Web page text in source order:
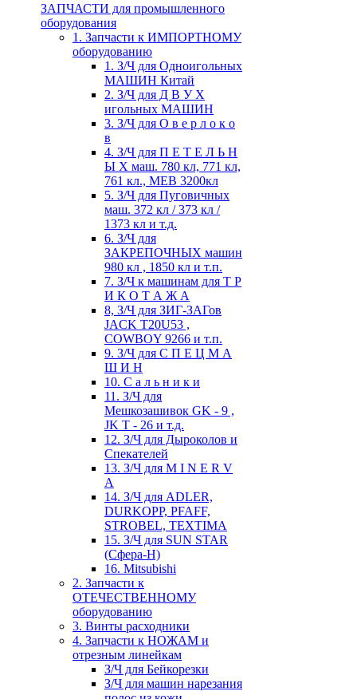
ЗАПЧАСТИ для промышленного
оборудования
1. Запчасти к ИМПОРТНОМУ
оборудованию
1. З/Ч для Одноигольных
МАШИН Китай
2. З/Ч для Д В У Х
игольных МАШИН
3. З/Ч для О в е р л о к о
в
4. З/Ч для П Е Т Е Л Ь Н
Ы Х маш. 780 кл, 771 кл,
761 кл., MEB 3200кл
5. З/Ч для Пуговичных
маш. 372 кл / 373 кл /
1373 кл и т.д.
6. З/Ч для
ЗАКРЕПОЧНЫХ машин
980 кл , 1850 кл и т.п.
7. З/Ч к машинам для Т Р
И К О Т А Ж А
8, З/Ч для ЗИГ-ЗАГов
JACK Т20U53 ,
COWBOY 9266 и т.п.
9. З/Ч для С П Е Ц М А
Ш И Н
10. С а л ь н и к и
11. З/Ч для
Мешкозашивок GK - 9 ,
JK T - 26 и т.д.
12. З/Ч для Дыроколов и
Спекателей
13. З/Ч для M I N E R V
A
14. З/Ч для ADLER,
DURKOPP, PFAFF,
STROBEL, TEXTIMA
15. З/Ч для SUN STAR
(Сфера-Н)
16. Mitsubishi
2. Запчасти к
ОТЕЧЕСТВЕННОМУ
оборудованию
3. Винты расходники
4. Запчасти к НОЖАМ и
отрезным линейкам
З/Ч для Бейкорезки
З/Ч для машин нарезания